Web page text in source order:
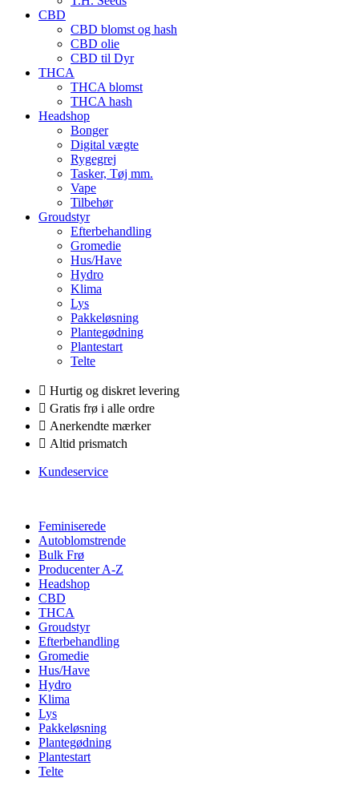
CBD
CBD blomst og hash
CBD olie
CBD til Dyr
THCA
THCA blomst
THCA hash
Headshop
Bonger
Digital vægte
Rygegrej
Tasker, Tøj mm.
Vape
Tilbehør
Groudstyr
Efterbehandling
Gromedie
Hus/Have
Hydro
Klima
Lys
Pakkeløsning
Plantegødning
Plantestart
Telte
Hurtig og diskret levering
Gratis frø i alle ordre
Anerkendte mærker
Altid prismatch
Kundeservice
Feminiserede
Autoblomstrende
Bulk Frø
Producenter A-Z
Headshop
CBD
THCA
Groudstyr
Efterbehandling
Gromedie
Hus/Have
Hydro
Klima
Lys
Pakkeløsning
Plantegødning
Plantestart
Telte